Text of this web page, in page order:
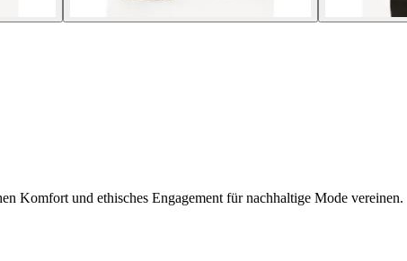
Komfort und ethisches Engagement für nachhaltige Mode vereinen.